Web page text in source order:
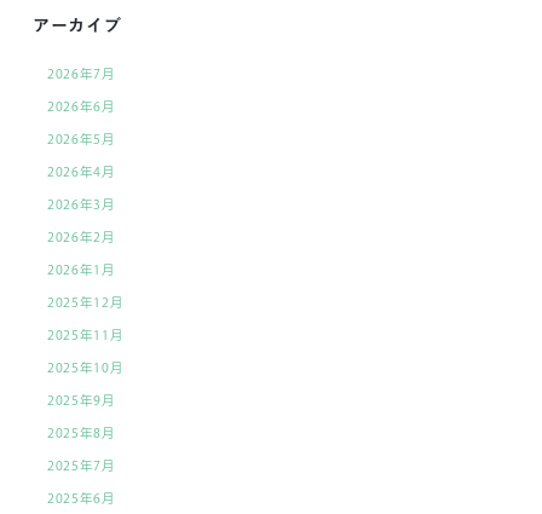
記
事
へ
の
リ
ン
ク
アーカイブ
2026年7月
2026年6月
2026年5月
2026年4月
2026年3月
2026年2月
2026年1月
2025年12月
2025年11月
2025年10月
2025年9月
2025年8月
2025年7月
2025年6月